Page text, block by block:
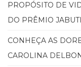
(47)
Fonoaudiologia
Gestalt-
(93)
PROPÓSITO DE
DO PRÊMIO
CONHEÇA AS
CAROLINA